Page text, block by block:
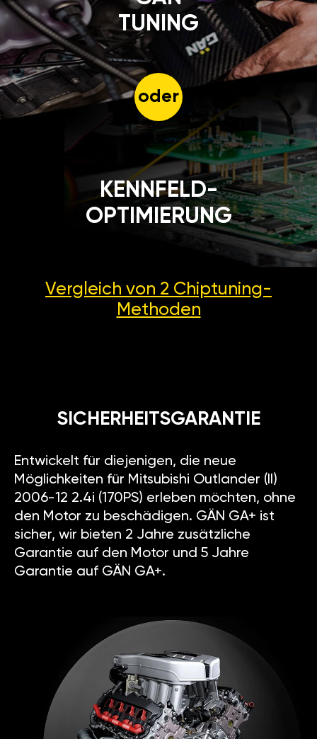
TUNING
oder
KENNFELD-
OPTIMIERUNG
Vergleich von 2 Chiptuning-
Methoden
SICHERHEITSGARANTIE
Entwickelt für diejenigen, die neue
Möglichkeiten für Mitsubishi Outlander (II)
2006-12 2.4i (170PS) erleben möchten, ohne
den Motor zu beschädigen. GÄN GA+ ist
sicher, wir bieten 2 Jahre zusätzliche
Garantie auf den Motor und 5 Jahre
Garantie auf GÄN GA+.